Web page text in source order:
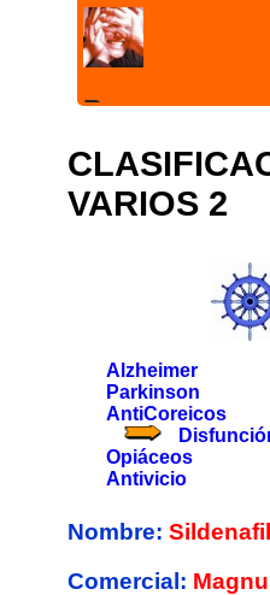
242627 visitas
Acepromazina
209825 visitas
Reyes en
Paliperidona
de HTA, y con
sustenna) ,
Reyes en
Olanzapina
Mi pregunta es
VARIOS 2
Alzheimer
Parkinson
AntiCoreicos
Opiáceos
Antivicio
Nombre:
Comercial: